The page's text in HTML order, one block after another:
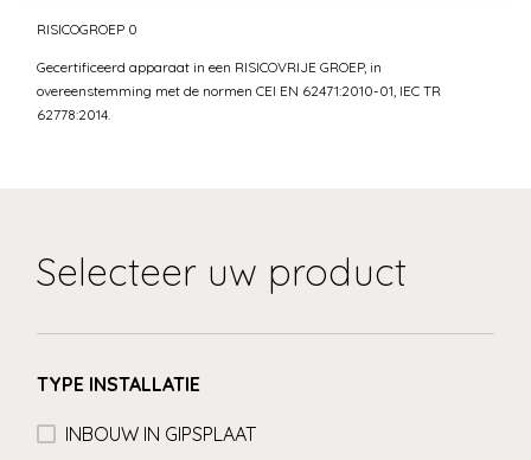
RISICOGROEP 0
Gecertificeerd apparaat in een RISICOVRIJE GROEP, in
overeenstemming met de normen CEI EN 62471:2010-01, IEC TR
62778:2014.
Selecteer uw product
TYPE INSTALLATIE
INBOUW IN GIPSPLAAT